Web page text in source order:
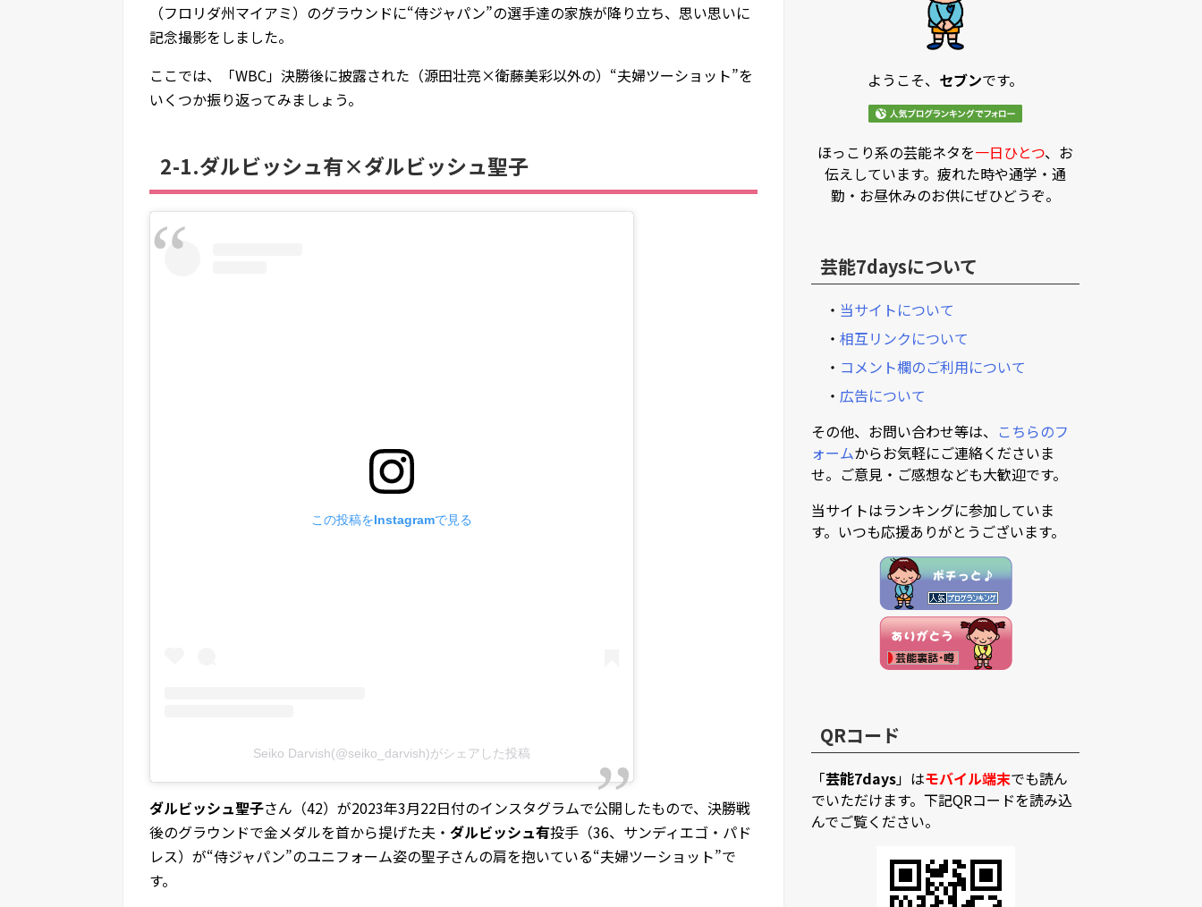
（フロリダ州マイアミ）のグラウンドに“侍ジャパン”の選手達の家族が降り立ち、思い思いに
記念撮影をしました。
ここでは、「WBC」決勝後に披露された（源田壮亮×衛藤美彩以外の）“夫婦ツーショット”を
いくつか振り返ってみましょう。
2-1.ダルビッシュ有×ダルビッシュ聖子
この投稿をInstagramで見る
Seiko Darvish(@seiko_darvish)がシェアした投稿
ダルビッシュ聖子さん（42）が2023年3月22日付のインスタグラムで公開したもので、決勝戦
後のグラウンドで金メダルを首から提げた夫・ ダルビッシュ有投手（36、サンディエゴ・パド
レス）が“侍ジャパン”のユニフォーム姿の聖子さんの肩を抱いている“夫婦ツーショット”で
す。
ようこそ、 セブンです。
ほっこり系の芸能ネタを一日ひとつ、お
伝えしています。疲れた時や通学・通
勤・お昼休みのお供にぜひどうぞ。
芸能7daysについて
・ 当サイトについて
・ 相互リンクについて
・ コメント欄のご利用について
・ 広告について
その他、お問い合わせ等は、 こちらのフ
ォームからお気軽にご連絡くださいま
せ。ご意見・ご感想なども大歓迎です。
当サイトはランキングに参加していま
す。いつも応援ありがとうございます。
QRコード
「芸能7days」はモバイル端末でも読ん
でいただけます。下記QRコードを読み込
んでご覧ください。